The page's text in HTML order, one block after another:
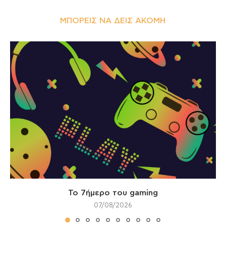
ΜΠΟΡΕΊΣ ΝΑ ΔΕΙΣ ΑΚΌΜΗ
Το 7ήμερο του gaming
07/08/2026